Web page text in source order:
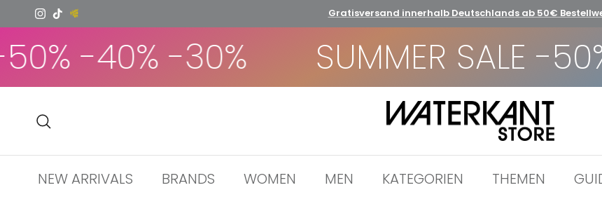
Direkt zum Inhalt
Instagram
TikTok Gratisversand innerhalb Deutschlands ab 50€
-40% -30% SUMMER SALE -
NEW ARRIVALS BRANDS WOMEN MEN KATEGORIEN THEMEN